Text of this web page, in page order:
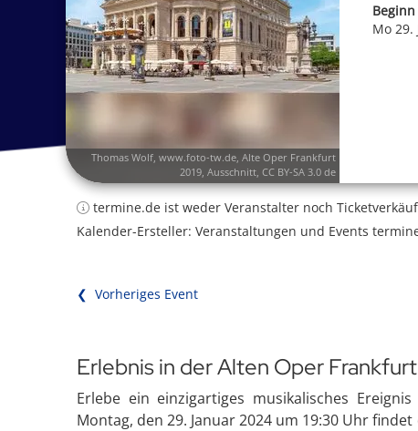
Thomas Wolf, www.foto-tw.de, Alte Oper Frankfurt
2019, Ausschnitt, CC BY-SA 3.0 de
Beginn
Mo 29.
termine.de ist weder Veranstalter noch
Kalender-Ersteller: Veranstaltungen und Events
❮ Vorheriges Event
Erlebnis in der Alten Oper Frankfurt
Erlebe ein einzigartiges musikalisches
Montag, den 29. Januar 2024 um 19:30 Uhr